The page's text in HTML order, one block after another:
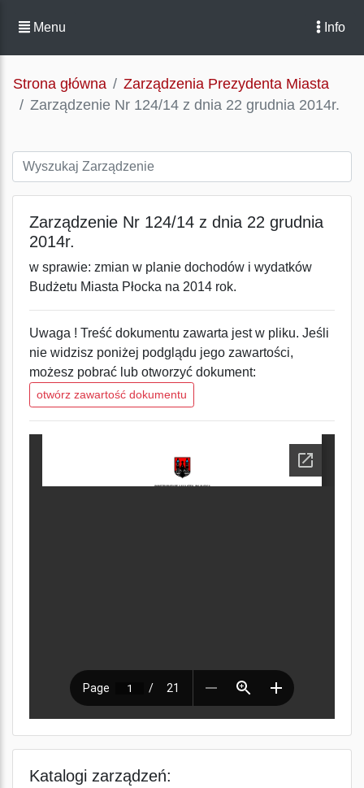
Menu Info
Strona główna
Zarządzenia Prezydenta Miasta
Zarządzenie Nr 124/14 z dnia 22 grudnia 2014r.
Zarządzenie Nr 124/14 z dnia 22 grudnia
2014r.
w sprawie: zmian w planie dochodów i wydatków
Budżetu Miasta Płocka na 2014 rok.
Uwaga ! Treść dokumentu zawarta jest w pliku. Jeśli
nie widzisz poniżej podglądu jego zawartości,
możesz pobrać lub otworzyć dokument:
otwórz zawartość dokumentu
Katalogi zarządzeń: